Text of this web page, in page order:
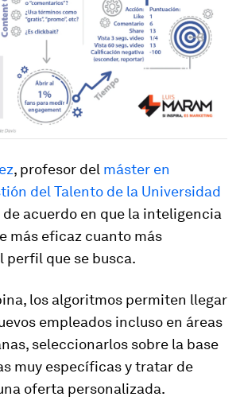
, profesor del máster en
del Talento de la Universidad
de acuerdo en que la inteligencia
más eficaz cuanto más
perfil que se busca.
los algoritmos permiten llegar
empleados incluso en áreas
seleccionarlos sobre la base
muy específicas y tratar de
oferta personalizada.